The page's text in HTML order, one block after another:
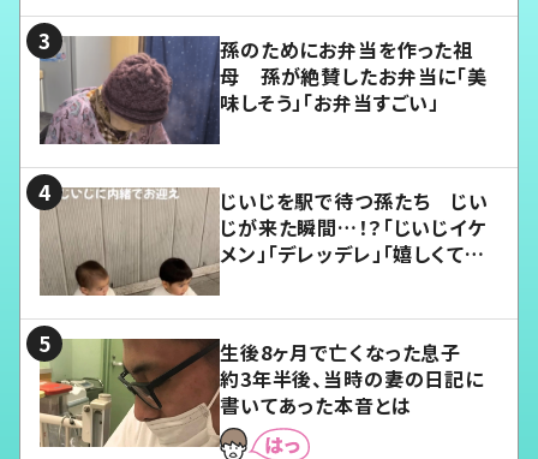
孫のためにお弁当を作った祖
母 孫が絶賛したお弁当に「美
味しそう」「お弁当すごい」
じいじを駅で待つ孫たち じい
じが来た瞬間…！？「じいじイケ
メン」「デレッデレ」「嬉しくて可
生後8ヶ月で亡くなった息子
約3年半後、当時の妻の日記に
書いてあった本音とは